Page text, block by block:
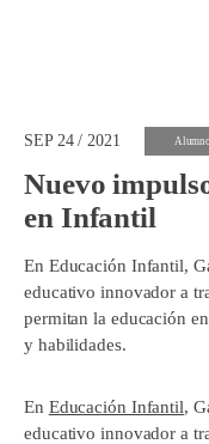
SEP 24 / 2021
Nuevo
en Infantil
En Educación Infantil,
educativo innovador a
permitan la educación
y
En Educación Infantil,
educativo innovador a